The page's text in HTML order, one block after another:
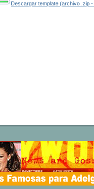
Descargar template (archivo .zip -